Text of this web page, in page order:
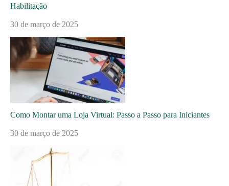
Habilitação
30 de março de 2025
Como Montar uma Loja Virtual: Passo a Passo para Iniciantes
30 de março de 2025